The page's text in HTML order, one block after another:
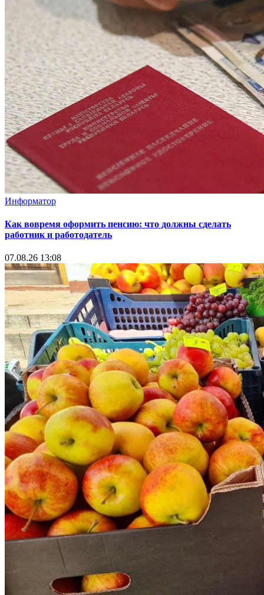
Информатор
Как вовремя оформить пенсию: что должны сделать
работник и работодатель
07.08.26 13:08